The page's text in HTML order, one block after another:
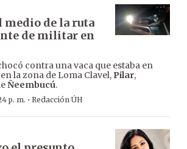
medio de la ruta
de militar en
contra una vaca que estaba en
la zona de Loma Clavel, Pilar,
Ñeembucú.
p. m. · Redacción ÚH